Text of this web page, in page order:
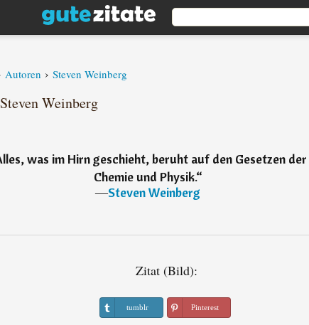
Autoren › Steven Weinberg
Weinberg
was im Hirn geschieht, beruht auf den Gesetzen der
Chemie und Physik.“
―Steven Weinberg
Zitat (Bild):
tumblr Pinterest